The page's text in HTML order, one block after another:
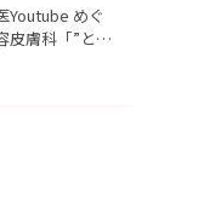
した。
Youtube めぐ
皮膚科「”とお
本気で答え